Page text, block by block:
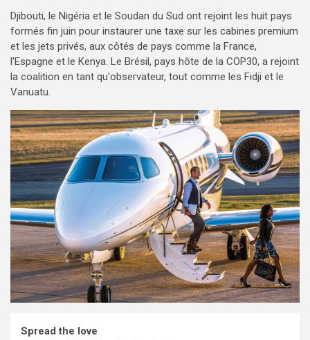
Djibouti, le Nigéria et le Soudan du Sud ont rejoint les huit pays
formés fin juin pour instaurer une taxe sur les cabines premium
et les jets privés, aux côtés de pays comme la France,
l'Espagne et le Kenya. Le Brésil, pays hôte de la COP30, a rejoint
la coalition en tant qu'observateur, tout comme les Fidji et le
Vanuatu.
Spread the love